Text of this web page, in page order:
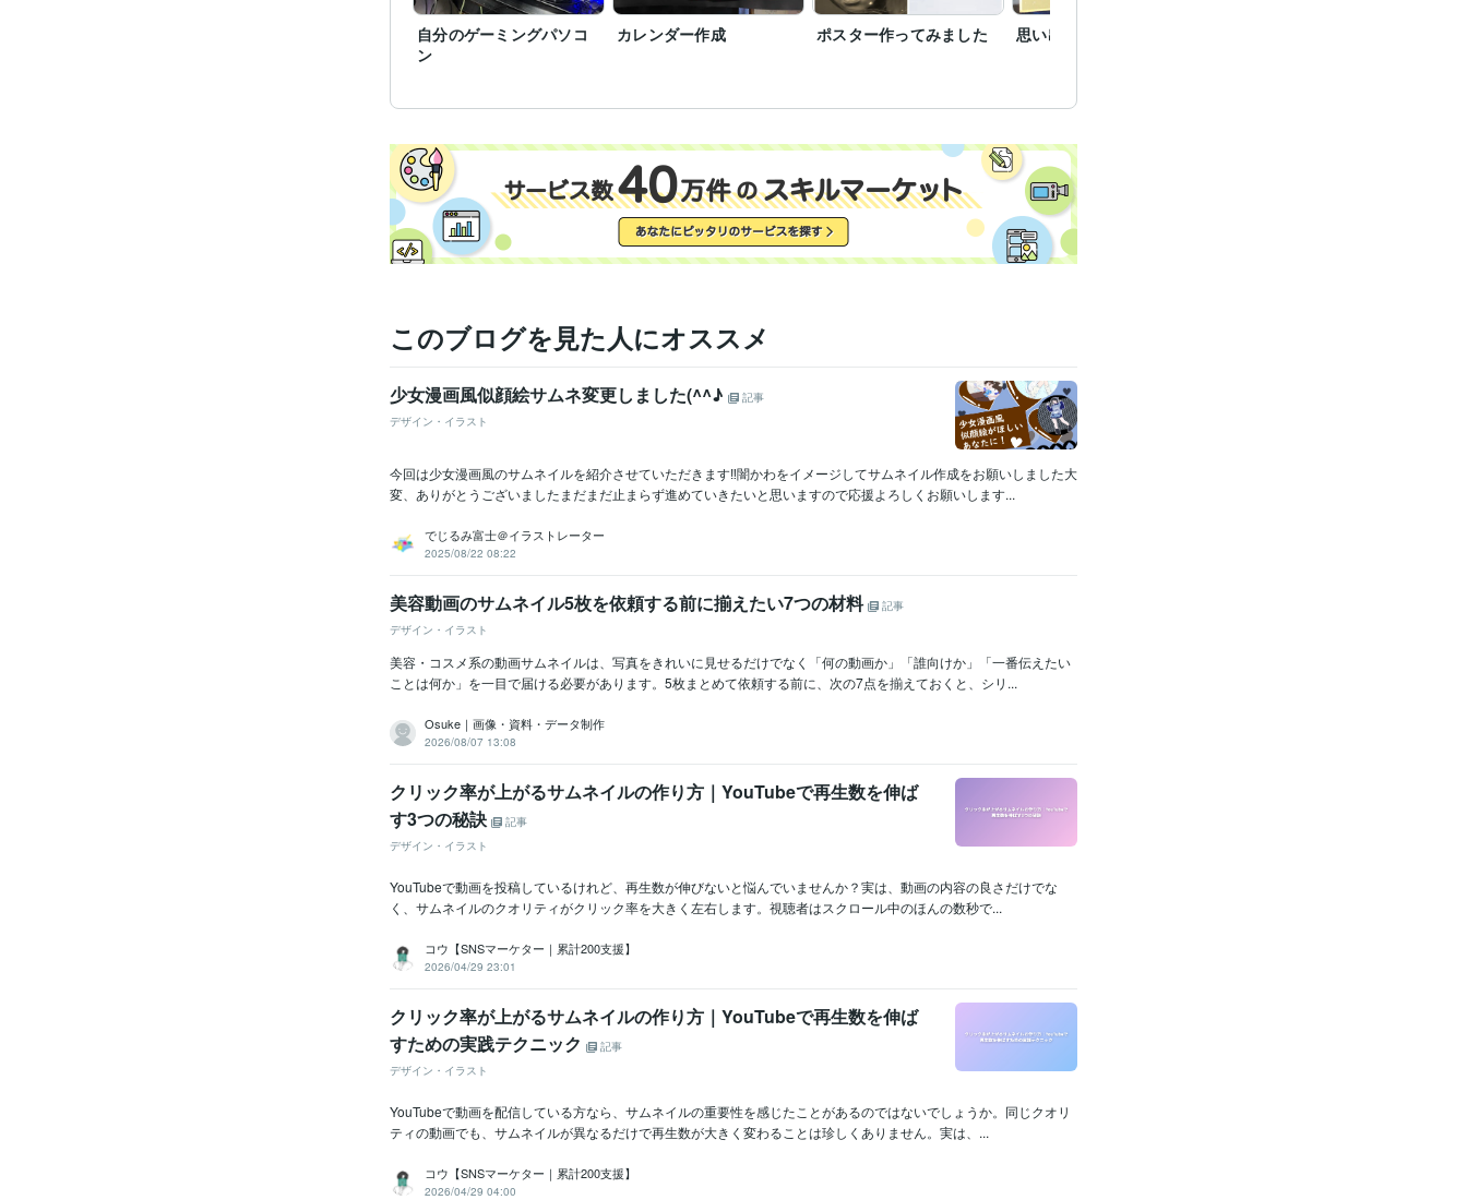
自分のゲーミングパソコ
ン
カレンダー作成 ポスター作ってみました 思い出カード
このブログを見た人にオススメ
少女漫画風似顔絵サムネ変更しました(^^♪
記事
デザイン・イラスト
今回は少女漫画風のサムネイルを紹介させていただきます‼闇かわをイメージしてサムネイル作成をお願いしました大
変、ありがとうございましたまだまだ止まらず進めていきたいと思いますので応援よろしくお願いします...
でじるみ富士＠イラストレーター
2025/08/22 08:22
美容動画のサムネイル5枚を依頼する前に揃えたい7つの材料
記事
デザイン・イラスト
美容・コスメ系の動画サムネイルは、写真をきれいに見せるだけでなく「何の動画か」「誰向けか」「一番伝えたい
ことは何か」を一目で届ける必要があります。5枚まとめて依頼する前に、次の7点を揃えておくと、シリ...
Osuke｜画像・資料・データ制作
2026/08/07 13:08
クリック率が上がるサムネイルの作り方｜YouTubeで再生数を伸ば
す3つの秘訣
記事
デザイン・イラスト
YouTubeで動画を投稿しているけれど、再生数が伸びないと悩んでいませんか？実は、動画の内容の良さだけでな
く、サムネイルのクオリティがクリック率を大きく左右します。視聴者はスクロール中のほんの数秒で...
コウ【SNSマーケター｜累計200支援】
2026/04/29 23:01
クリック率が上がるサムネイルの作り方｜YouTubeで再生数を伸ば
すための実践テクニック
記事
デザイン・イラスト
YouTubeで動画を配信している方なら、サムネイルの重要性を感じたことがあるのではないでしょうか。同じクオリ
ティの動画でも、サムネイルが異なるだけで再生数が大きく変わることは珍しくありません。実は、...
コウ【SNSマーケター｜累計200支援】
2026/04/29 04:00